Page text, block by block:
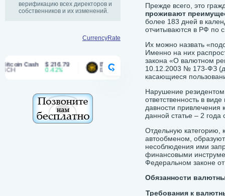
Прежде всего, это
проживают
более 183 дней в
отчитываются в РФ по
Их можно назвать
Именно на них
закона «О валютном
10.12.2003 № 173-ФЗ
касающиеся
Нарушение
ответственность в
давности привлечения
данной статье – 2
Отдельную категорию,
автообменом,
несоблюдения ими
финансовыми
Федеральном законе
Обязанности
Требования к
верификацию всех директоров и
собственников и их изменений.
CurrencyRate
Cash $ 216.79 BNB
BNB
$ 601.50
1.53%
Dogecoin
DOGE
$ 0.0709
1.66%
CRYPTORANK